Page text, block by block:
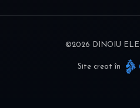
©2026 DINOIU
Site creat în